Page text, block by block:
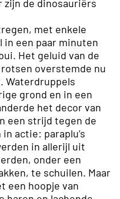
zijn de dinosauriërs
met enkele
in een paar minuten
Het geluid van de
overstemde nu
Waterdruppels
grond en in een
het decor van
een strijd tegen de
actie: paraplu’s
in allerijl uit
onder een
te schuilen. Maar
een hoopje van